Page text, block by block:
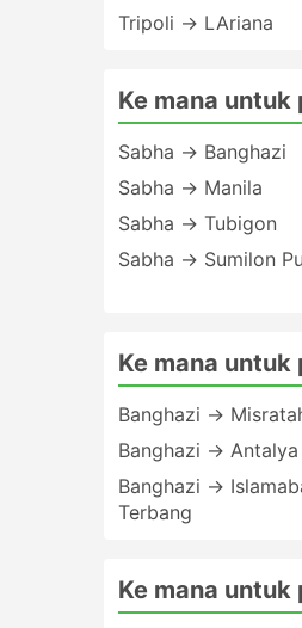
Tripoli → LAriana
Ke mana untuk
Sabha → Banghazi
Sabha → Manila
Sabha → Tubigon
Sabha → Sumilon
Ke mana untuk
Banghazi →
Banghazi → Antalya
Banghazi →
Terbang
Ke mana untuk